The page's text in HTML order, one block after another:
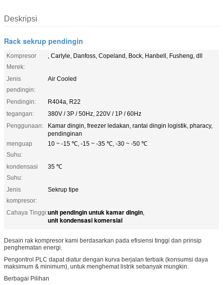
Deskripsi
Rack sekrup pendingin
Kompresor
Merek:
, Carlyle, Danfoss, Copeland, Bock, Hanbell, Fusheng, dll
Jenis
pendingin:
Air Cooled
Pendingin:
R404a, R22
tegangan:
380V / 3P / 50Hz, 220V / 1P / 60Hz
Penggunaan:
Kamar dingin, freezer ledakan, rantai dingin logistik, pharacy,
pendinginan
menguap
Suhu:
10 ~ -15 ℃, -15 ~ -35 ℃, -30 ~ -50 ℃
kondensasi
Suhu:
35 ℃
Jenis
kompresor:
Sekrup tipe
Cahaya Tinggi:unit pendingin untuk kamar dingin,
unit kondensasi komersial
Desain rak kompresor kami berdasarkan pada efisiensi tinggi dan prinsip
penghematan energi.
Pengontrol PLC dapat diatur dengan kurva berjalan terbaik (konsumsi daya
maksimum & minimum), untuk menghemat listrik sebanyak mungkin.
Berbagai Pilihan